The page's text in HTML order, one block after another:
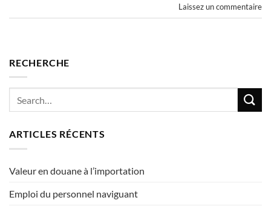
Laissez un commentaire
RECHERCHE
ARTICLES RÉCENTS
Valeur en douane à l’importation
Emploi du personnel naviguant